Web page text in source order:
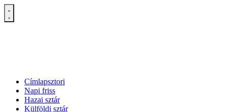
Címlapsztori
Napi friss
Hazai sztár
Külföldi sztár